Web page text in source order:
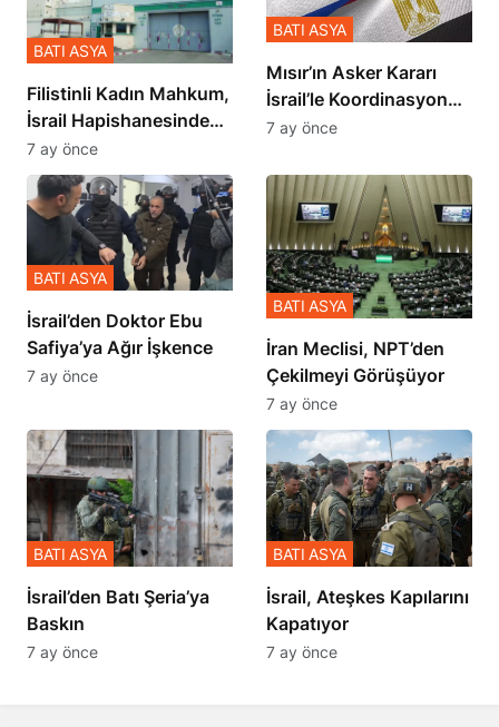
Filistinli Kadın Mahkum,
İsrail Hapishanesindeki
Zulmü Anlattı
BATI ASYA
7 ay önce
Mısır’ın Asker Kararı
İsrail’le Koordinasyon
İçinde Gerçekleşmiş
BATI ASYA
7 ay önce
İsrail’den Doktor Ebu
Safiya’ya Ağır İşkence
BATI ASYA
7 ay önce
İran Meclisi, NPT’den
Çekilmeyi Görüşüyor
BATI ASYA
7 ay önce
​​​​​​​İsrail’den Batı Şeria’ya
Baskın
BATI ASYA
7 ay önce
İsrail, Ateşkes Kapılarını
Kapatıyor
BATI ASYA
7 ay önce